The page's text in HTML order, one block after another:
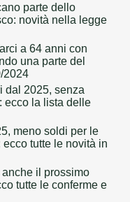
parte dello
novità nella legge
a 64 anni con
una parte del
2024
dal 2025, senza
ecco la lista delle
meno soldi per le
tutte le novità in
il prossimo
tutte le conferme e